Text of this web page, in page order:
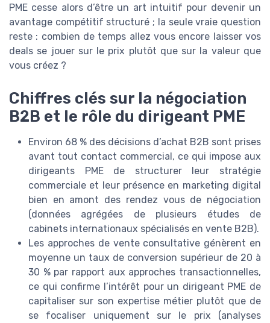
PME cesse alors d’être un art intuitif pour devenir un
avantage compétitif structuré ; la seule vraie question
reste : combien de temps allez vous encore laisser vos
deals se jouer sur le prix plutôt que sur la valeur que
vous créez ?
Chiffres clés sur la négociation
B2B et le rôle du dirigeant PME
Environ 68 % des décisions d’achat B2B sont prises
avant tout contact commercial, ce qui impose aux
dirigeants PME de structurer leur stratégie
commerciale et leur présence en marketing digital
bien en amont des rendez vous de négociation
(données agrégées de plusieurs études de
cabinets internationaux spécialisés en vente B2B).
Les approches de vente consultative génèrent en
moyenne un taux de conversion supérieur de 20 à
30 % par rapport aux approches transactionnelles,
ce qui confirme l’intérêt pour un dirigeant PME de
capitaliser sur son expertise métier plutôt que de
se focaliser uniquement sur le prix (analyses